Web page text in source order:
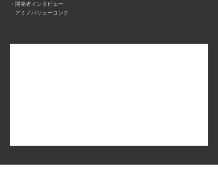
開発者インタビュー
アミノバリューコンク